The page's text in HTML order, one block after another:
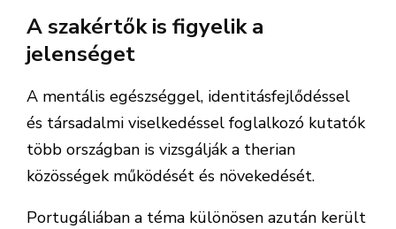
A szakértők is figyelik a
jelenséget
A mentális egészséggel, identitásfejlődéssel
és társadalmi viselkedéssel foglalkozó kutatók
több országban is vizsgálják a therian
közösségek működését és növekedését.
Portugáliában a téma különösen azután került